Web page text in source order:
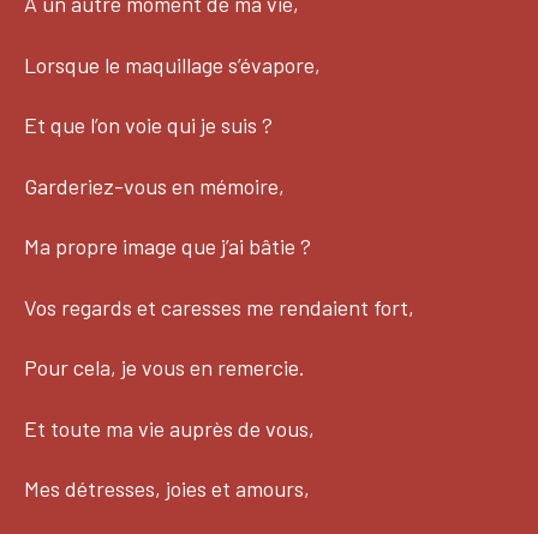
Lorsque le maquillage s’évapore,
Et que l’on voie qui je suis ?
Garderiez-vous en mémoire,
Ma propre image que j’ai bâtie ?
Vos regards et caresses me rendaient fort,
Pour cela, je vous en remercie.
Et toute ma vie auprès de vous,
Mes détresses, joies et amours,